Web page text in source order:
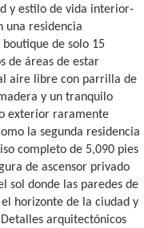
y estilo de vida interior-
una residencia
de solo 15
de áreas de estar
aire libre con parrilla de
y un tranquilo
exterior raramente
la segunda residencia
completo de 5,090 pies
de ascensor privado
sol donde las paredes de
horizonte de la ciudad y
arquitectónicos